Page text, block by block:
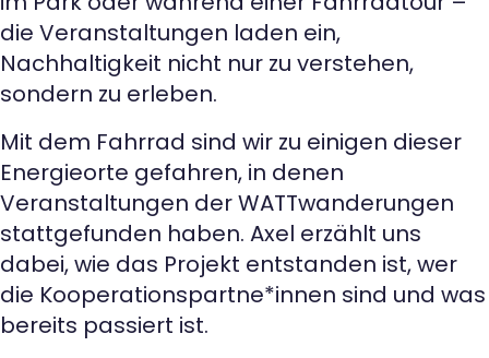
die Veranstaltungen laden ein,
Nachhaltigkeit nicht nur zu verstehen,
sondern zu erleben.
Mit dem Fahrrad sind wir zu einigen dieser
Energieorte gefahren, in denen
Veranstaltungen der WATTwanderungen
stattgefunden haben. Axel erzählt uns
dabei, wie das Projekt entstanden ist, wer
die Kooperationspartne*innen sind und was
bereits passiert ist.